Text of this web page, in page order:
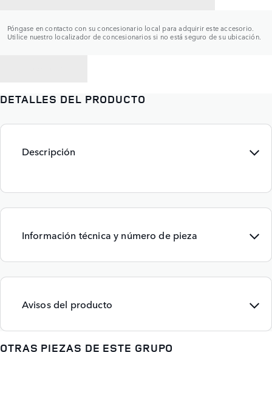
Póngase en contacto con su concesionario local para adquirir este accesorio.
Utilice nuestro localizador de concesionarios si no está seguro de su ubicación.
DETALLES DEL PRODUCTO
Descripción
Información técnica y número de pieza
Avisos del producto
OTRAS PIEZAS DE ESTE GRUPO